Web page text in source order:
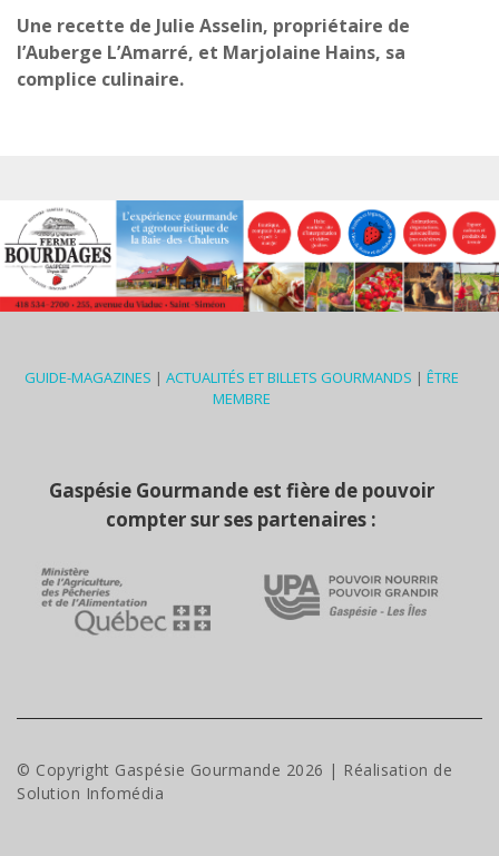
Une recette de Julie Asselin, propriétaire de
l’Auberge L’Amarré, et Marjolaine Hains, sa
complice culinaire.
GUIDE-MAGAZINES | ACTUALITÉS ET BILLETS GOURMANDS | ÊTRE
MEMBRE
Gaspésie Gourmande est fière de pouvoir
compter sur ses partenaires :
© Copyright Gaspésie Gourmande 2026 | Réalisation de
Solution Infomédia